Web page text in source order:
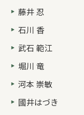
藤井 忍
石川 香
武石 範江
堀川 竜
河本 崇敏
國井はづき